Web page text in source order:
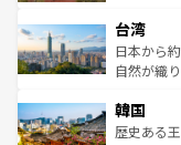
ならではの贅沢
情報はコ
れるおも
人々、お
ク、伝統
ワイを、存分に味
はコンテ
リアリー
ク）、タ
ど、見ど
いる。ア
ビング、
台湾
日本から
自然が織
ン）、静
と山間の
韓国
歴史ある